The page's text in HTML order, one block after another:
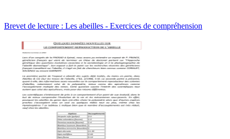
Brevet de lecture : Les abeilles - Exercices de compréhension